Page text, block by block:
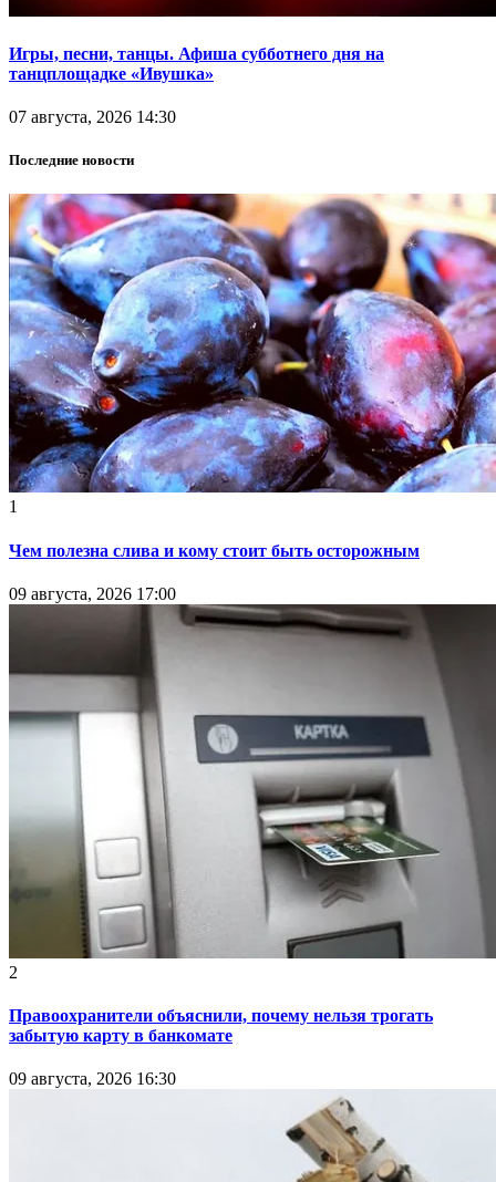
Игры, песни, танцы. Афиша субботнего дня на
танцплощадке «Ивушка»
07 августа, 2026 14:30
Последние новости
1
Чем полезна слива и кому стоит быть осторожным
09 августа, 2026 17:00
2
Правоохранители объяснили, почему нельзя трогать
забытую карту в банкомате
09 августа, 2026 16:30